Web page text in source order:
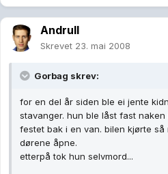
Andrull
Skrevet 23. mai 2008
Gorbag skrev:
for en del år siden ble ei jente
stavanger. hun ble låst fast
festet bak i en van. bilen kjørte så
dørene åpne.
etterpå tok hun selvmord...